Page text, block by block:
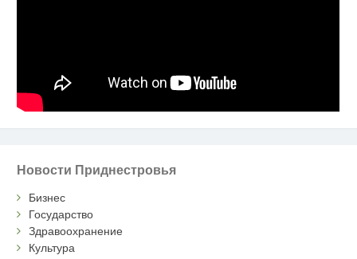
Новости Приднестровья
Бизнес
Государство
Здравоохранение
Культура